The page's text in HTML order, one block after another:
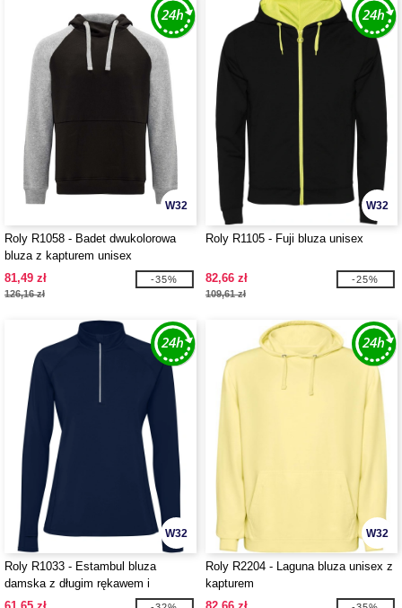
W32
Roly R1058 - Badet dwukolorowa
bluza z kapturem unisex
81,49 zł
126,16 zł
-35%
W32
Roly R1105 - Fuji bluza unisex
82,66 zł
109,61 zł
-25%
W32
Roly R1033 - Estambul bluza
damska z długim rękawem i
zamkiem błyskawicznym na połowie
W32
Roly R2204 - Laguna bluza unisex z
kapturem